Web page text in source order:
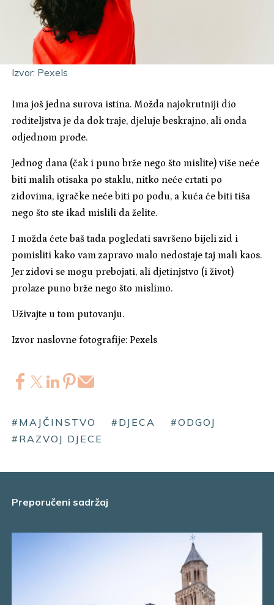
Izvor: Pexels
Ima još jedna surova istina. Možda najokrutniji dio
roditeljstva je da dok traje, djeluje beskrajno, ali onda
odjednom prođe.
Jednog dana (čak i puno brže nego što mislite) više neće
biti malih otisaka po staklu, nitko neće crtati po
zidovima, igračke neće biti po podu, a kuća će biti tiša
nego što ste ikad mislili da želite.
I možda ćete baš tada pogledati savršeno bijeli zid i
pomisliti kako vam zapravo malo nedostaje taj mali kaos.
Jer zidovi se mogu prebojati, ali djetinjstvo (i život)
prolaze puno brže nego što mislimo.
Uživajte u tom putovanju.
Izvor naslovne fotografije: Pexels
#MAJČINSTVO #DJECA
#ODGOJ
#RAZVOJ DJECE
Preporučeni sadržaj